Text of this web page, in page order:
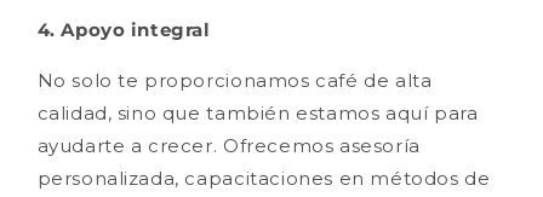
4. Apoyo integral
No solo te proporcionamos café de alta
calidad, sino que también estamos aquí para
ayudarte a crecer. Ofrecemos asesoría
personalizada, capacitaciones en métodos de